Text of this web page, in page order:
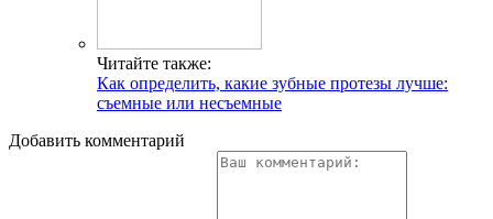
Читайте также:
Как определить, какие зубные протезы лучше:
съемные или несъемные
Добавить комментарий